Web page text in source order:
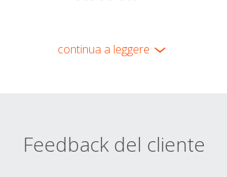
continua a leggere
Feedback del cliente